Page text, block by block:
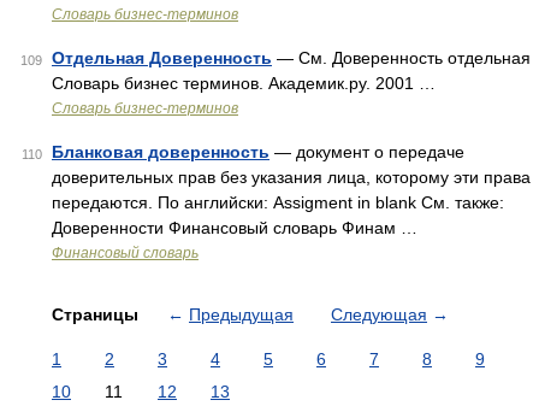
Словарь бизнес-терминов
109 Отдельная Доверенность — См. Доверенность отдельная
Словарь бизнес терминов. Академик.ру. 2001 …
Словарь бизнес-терминов
110 Бланковая доверенность — документ о передаче
доверительных прав без указания лица, которому эти права
передаются. По английски: Assigment in blank См. также:
Доверенности Финансовый словарь Финам …
Финансовый словарь
Страницы ← Предыдущая Следующая →
1 2 3 4 5 6 7 8
9
10
11 12 13